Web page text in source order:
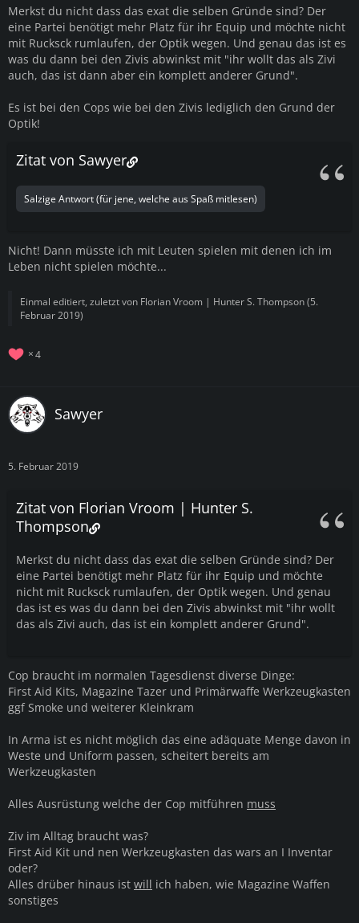
Merkst du nicht dass das exat die selben Gründe sind? Der
eine Partei benötigt mehr Platz für ihr Equip und möchte nicht
mit Rucksck rumlaufen, der Optik wegen. Und genau das ist es
was du dann bei den Zivis abwinkst mit "ihr wollt das als Zivi
auch, das ist dann aber ein komplett anderer Grund".
Es ist bei den Cops wie bei den Zivis lediglich den Grund der
Optik!
Zitat von Sawyer
Salzige Antwort (für jene, welche aus Spaß mitlesen)
Nicht! Dann müsste ich mit Leuten spielen mit denen ich im
Leben nicht spielen möchte...
Einmal editiert, zuletzt von Florian Vroom | Hunter S. Thompson(5.
Februar 2019)
4
Sawyer
5. Februar 2019
Zitat von Florian Vroom | Hunter S.
Thompson
Merkst du nicht dass das exat die selben Gründe sind? Der
eine Partei benötigt mehr Platz für ihr Equip und möchte
nicht mit Rucksck rumlaufen, der Optik wegen. Und genau
das ist es was du dann bei den Zivis abwinkst mit "ihr wollt
das als Zivi auch, das ist ein komplett anderer Grund".
Cop braucht im normalen Tagesdienst diverse Dinge:
First Aid Kits, Magazine Tazer und Primärwaffe Werkzeugkasten
ggf Smoke und weiterer Kleinkram
In Arma ist es nicht möglich das eine adäquate Menge davon in
Weste und Uniform passen, scheitert bereits am
Werkzeugkasten
Alles Ausrüstung welche der Cop mitführen muss
Ziv im Alltag braucht was?
First Aid Kit und nen Werkzeugkasten das wars an I Inventar
oder?
Alles drüber hinaus ist will ich haben, wie Magazine Waffen
sonstiges